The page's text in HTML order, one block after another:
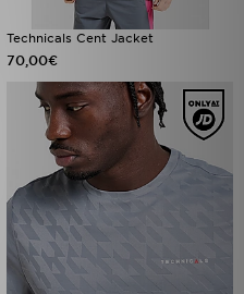
Technicals Cent Jacket
70,00€